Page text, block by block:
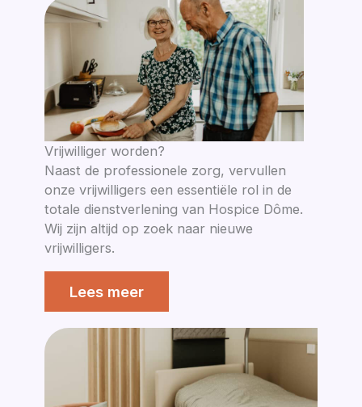
Vrijwilliger worden?
Naast de professionele zorg, vervullen
onze vrijwilligers een essentiële rol in de
totale dienstverlening van Hospice Dôme.
Wij zijn altijd op zoek naar nieuwe
vrijwilligers.
Lees meer